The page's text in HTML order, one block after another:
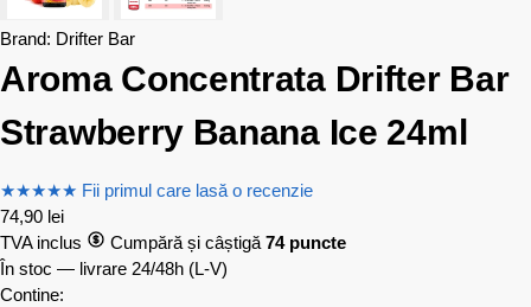
Brand: Drifter Bar
Aroma Concentrata Drifter Bar
Strawberry Banana Ice 24ml
★★★★★ Fii primul care lasă o recenzie
74,90 lei
TVA inclus
Cumpără și câștigă 74 puncte
În stoc — livrare 24/48h (L-V)
Contine: